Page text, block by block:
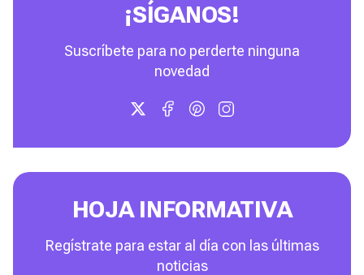
¡SÍGANOS!
Suscríbete para no perderte ninguna
novedad
HOJA INFORMATIVA
Regístrate para estar al día con las últimas
noticias